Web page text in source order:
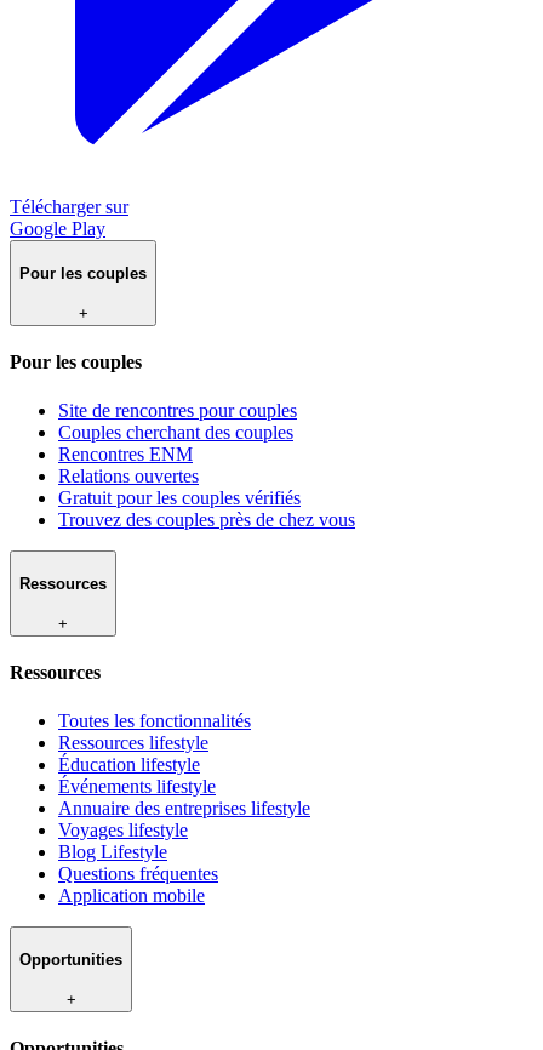
Télécharger sur
Google Play
Pour les couples
+
Pour les couples
Site de rencontres pour couples
Couples cherchant des couples
Rencontres ENM
Relations ouvertes
Gratuit pour les couples vérifiés
Trouvez des couples près de chez vous
Ressources
+
Ressources
Toutes les fonctionnalités
Ressources lifestyle
Éducation lifestyle
Événements lifestyle
Annuaire des entreprises lifestyle
Voyages lifestyle
Blog Lifestyle
Questions fréquentes
Application mobile
Opportunities
+